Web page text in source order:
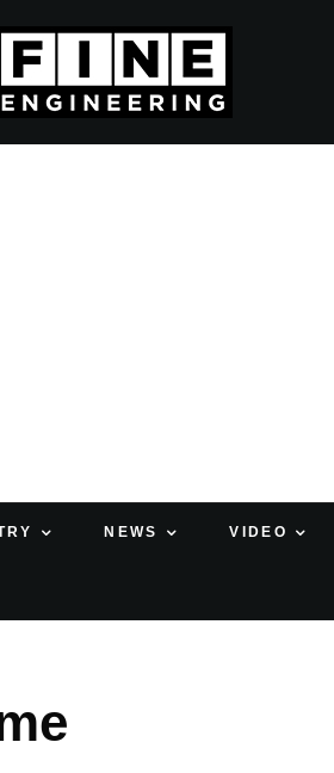
NEWS VIDEO